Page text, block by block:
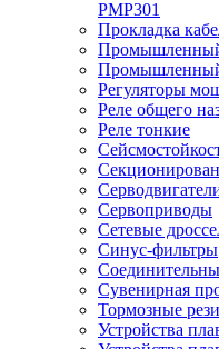
PMP301
Прокладка
Регуляторы
Реле общего
Реле тонкие
Сервоприводы
Сетевые
Синус-фильтры
Сувенирная
Тормозные
Устройства